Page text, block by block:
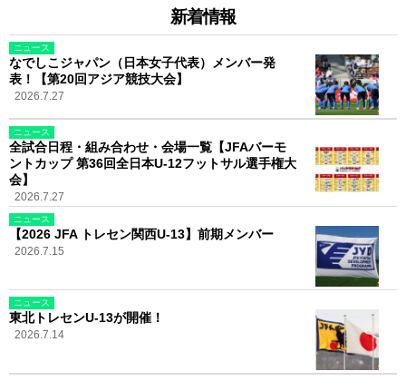
新着情報
ニュース
なでしこジャパン（日本女子代表）メンバー発
表！【第20回アジア競技大会】
2026.7.27
ニュース
全試合日程・組み合わせ・会場一覧【JFAバーモ
ントカップ 第36回全日本U-12フットサル選手権大
会】
2026.7.27
ニュース
【2026 JFA トレセン関西U-13】前期メンバー
2026.7.15
ニュース
東北トレセンU-13が開催！
2026.7.14